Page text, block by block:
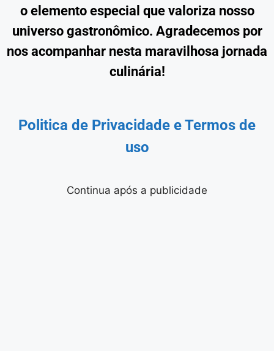
o elemento especial que valoriza nosso
universo gastronômico. Agradecemos por
nos acompanhar nesta maravilhosa jornada
culinária!
Politica de Privacidade e Termos de
uso
Continua após a publicidade